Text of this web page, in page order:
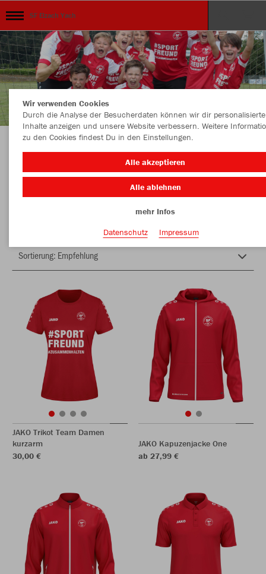
SF Elzach Yach
Unser Verein ...unsere Kollektion
Farbe
JAKO Trikot Team Damen
kurzarm
30,00 €
JAKO Kapuzenjacke One
ab 27,99 €
Wir verwenden Cookies
Durch die Analyse der Besucherdaten können wir dir personalisierte
Inhalte anzeigen und unsere Website verbessern. Weitere
zu den Cookies findest Du in den Einstellungen.
Alle akzeptieren
Alle ablehnen
mehr Infos
Datenschutz
Impressum